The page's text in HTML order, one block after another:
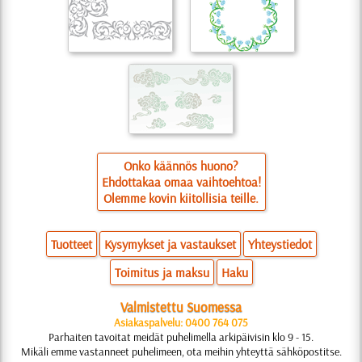
Onko käännös huono?
Ehdottakaa omaa vaihtoehtoa!
Olemme kovin kiitollisia teille.
Tuotteet Kysymykset ja vastaukset
Yhteystiedot
Toimitus ja maksu
Haku
Valmistettu Suomessa
Asiakaspalvelu: 0400 764 075
Parhaiten tavoitat meidät puhelimella arkipäivisin klo 9 - 15.
Mikäli emme vastanneet puhelimeen, ota meihin yhteyttä sähköpostitse.